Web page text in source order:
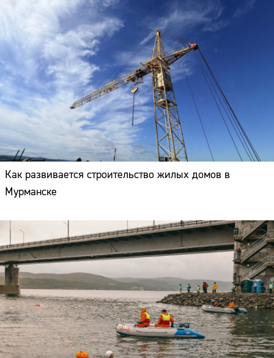
Как развивается строительство жилых домов в
Мурманске